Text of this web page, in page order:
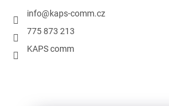
info@kaps-comm.cz
775 873 213
KAPS comm